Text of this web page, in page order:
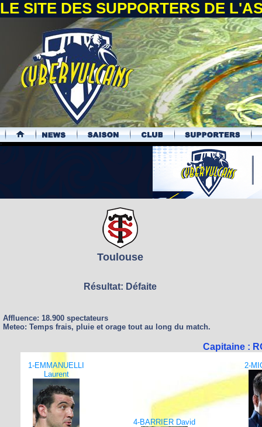
LE SITE DES SUPPORTERS DE
.
Toulouse
Résultat: Défaite
Affluence: 18.900 spectateurs
Meteo: Temps frais, pluie et orage tout au long du match.
Capitaine :
1-EMMANUELLI
Laurent
2-
4-BARRIER David